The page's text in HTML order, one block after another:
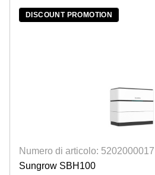
DISCOUNT PROMOTION
Numero di articolo: 5202000017
Sungrow SBH100